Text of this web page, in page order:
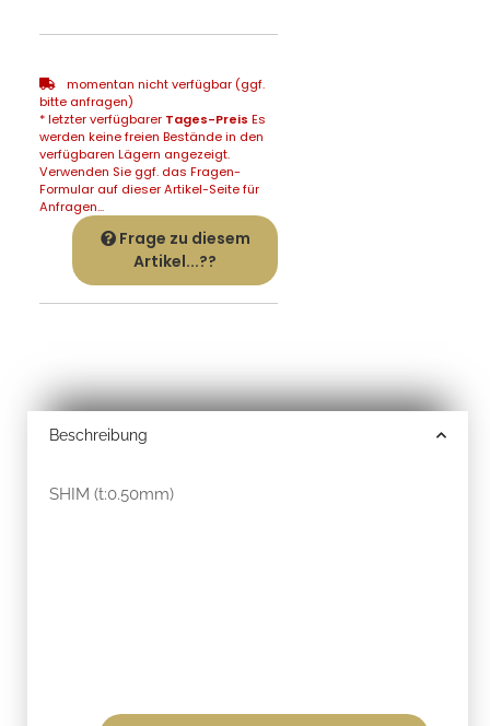
momentan nicht verfügbar (ggf.
bitte anfragen)
* letzter verfügbarer Tages-Preis Es
werden keine freien Bestände in den
verfügbaren Lägern angezeigt.
Verwenden Sie ggf. das Fragen-
Formular auf dieser Artikel-Seite für
Anfragen...
Frage zu diesem
Artikel...??
Beschreibung
SHIM (t:0.50mm)